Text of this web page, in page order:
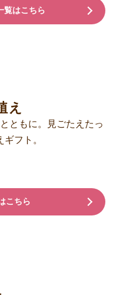
覧はこちら
え
ともに。見ごたえたっ
フト。
こちら